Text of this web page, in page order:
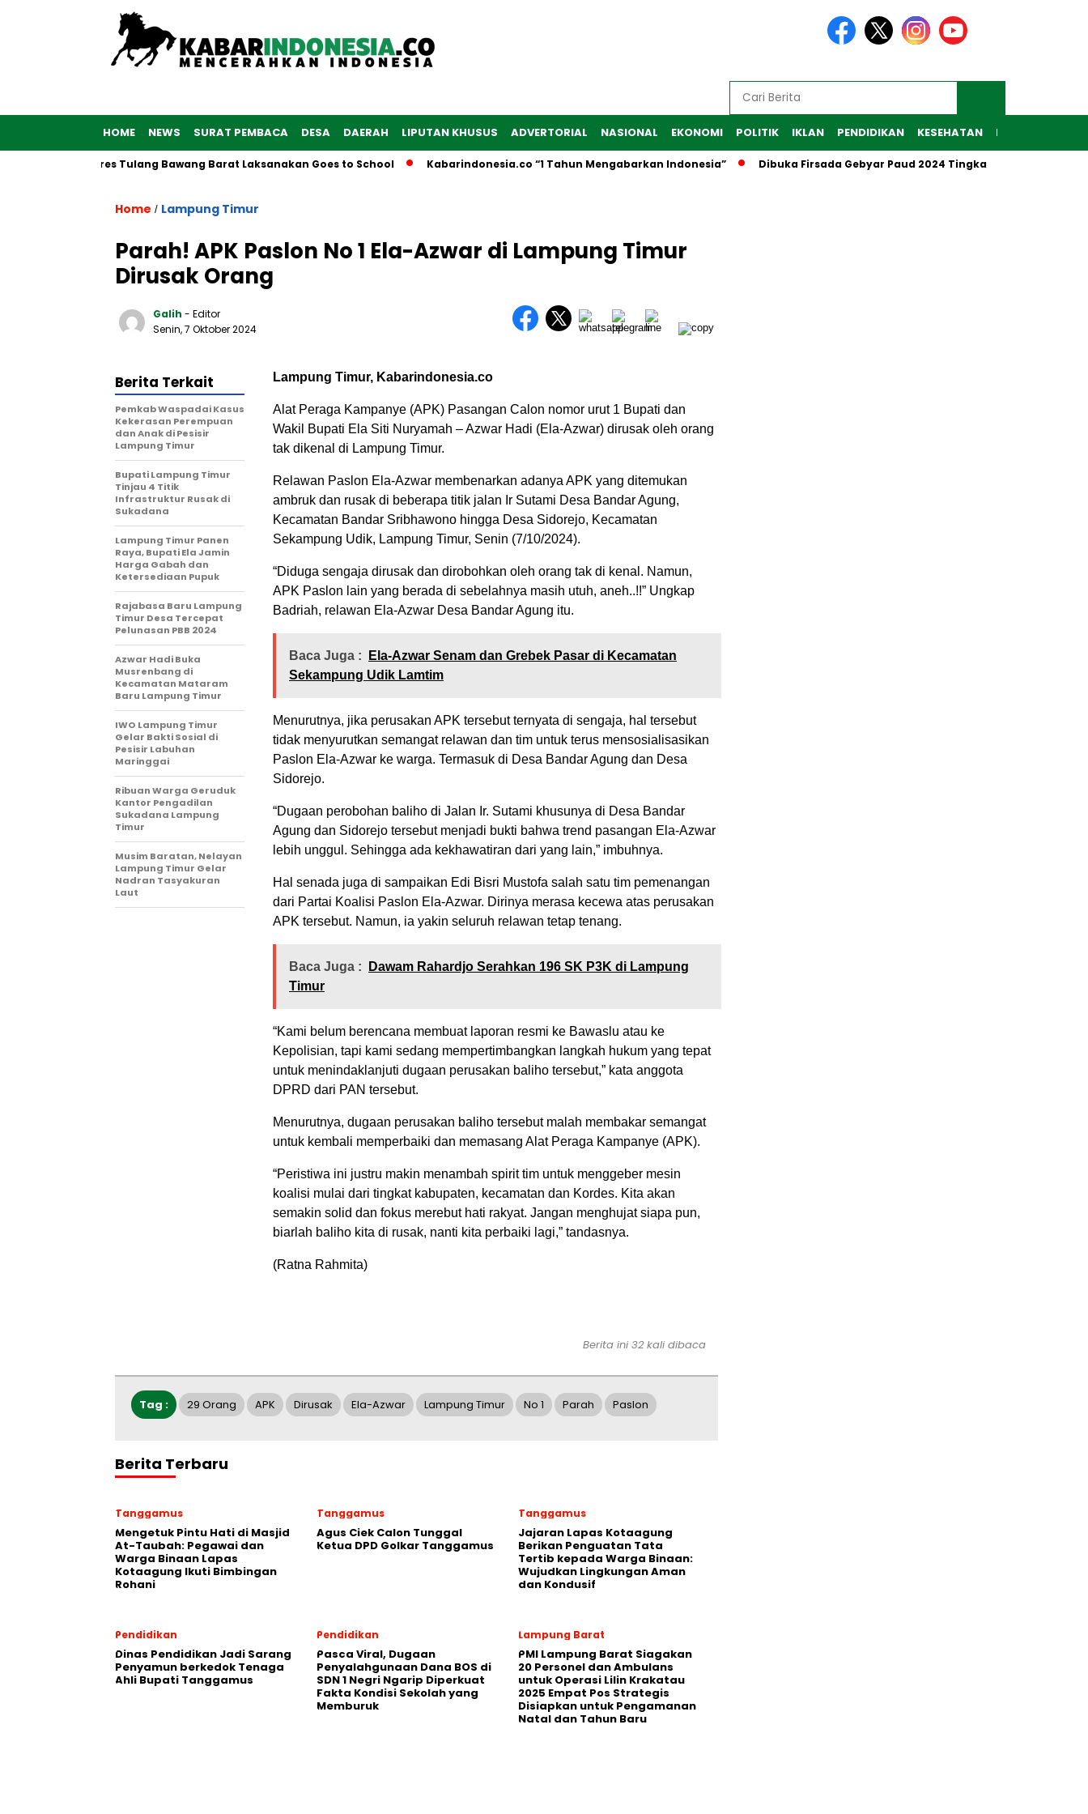
HOME NEWS SURAT PEMBACA DESA DAERAH LIPUTAN KHUSUS ADVERTORIAL NASIONAL EKONOMI POLITIK IKLAN PENDIDIKAN KESEHATAN RAGAM
Polwan Polres Tulang Bawang Barat Laksanakan Goes to School Kabarindonesia.co “1 Tahun Mengabarkan Indonesia” Dibuka Firsada Gebyar Paud 2024 Tingkat Kabupaten Tubaba
Home / Lampung Timur
Parah! APK Paslon No 1 Ela-Azwar di Lampung Timur
Dirusak Orang
Galih - Editor
Senin, 7 Oktober 2024
Lampung Timur, Kabarindonesia.co
Alat Peraga Kampanye (APK) Pasangan Calon nomor urut 1 Bupati dan
Wakil Bupati Ela Siti Nuryamah – Azwar Hadi (Ela-Azwar) dirusak oleh orang
tak dikenal di Lampung Timur.
Relawan Paslon Ela-Azwar membenarkan adanya APK yang ditemukan
ambruk dan rusak di beberapa titik jalan Ir Sutami Desa Bandar Agung,
Kecamatan Bandar Sribhawono hingga Desa Sidorejo, Kecamatan
Sekampung Udik, Lampung Timur, Senin (7/10/2024).
“Diduga sengaja dirusak dan dirobohkan oleh orang tak di kenal. Namun,
APK Paslon lain yang berada di sebelahnya masih utuh, aneh..!!” Ungkap
Badriah, relawan Ela-Azwar Desa Bandar Agung itu.
Baca Juga :
Ela-Azwar Senam dan Grebek Pasar di Kecamatan
Sekampung Udik Lamtim
Menurutnya, jika perusakan APK tersebut ternyata di sengaja, hal tersebut
tidak menyurutkan semangat relawan dan tim untuk terus mensosialisasikan
Paslon Ela-Azwar ke warga. Termasuk di Desa Bandar Agung dan Desa
Sidorejo.
“Dugaan perobohan baliho di Jalan Ir. Sutami khusunya di Desa Bandar
Agung dan Sidorejo tersebut menjadi bukti bahwa trend pasangan Ela-Azwar
lebih unggul. Sehingga ada kekhawatiran dari yang lain,” imbuhnya.
Hal senada juga di sampaikan Edi Bisri Mustofa salah satu tim pemenangan
dari Partai Koalisi Paslon Ela-Azwar. Dirinya merasa kecewa atas perusakan
APK tersebut. Namun, ia yakin seluruh relawan tetap tenang.
Baca Juga :
Dawam Rahardjo Serahkan 196 SK P3K di Lampung
Timur
“Kami belum berencana membuat laporan resmi ke Bawaslu atau ke
Kepolisian, tapi kami sedang mempertimbangkan langkah hukum yang tepat
untuk menindaklanjuti dugaan perusakan baliho tersebut,” kata anggota
DPRD dari PAN tersebut.
Menurutnya, dugaan perusakan baliho tersebut malah membakar semangat
untuk kembali memperbaiki dan memasang Alat Peraga Kampanye (APK).
“Peristiwa ini justru makin menambah spirit tim untuk menggeber mesin
koalisi mulai dari tingkat kabupaten, kecamatan dan Kordes. Kita akan
semakin solid dan fokus merebut hati rakyat. Jangan menghujat siapa pun,
biarlah baliho kita di rusak, nanti kita perbaiki lagi,” tandasnya.
(Ratna Rahmita)
Berita Terkait
Pemkab Waspadai Kasus
Kekerasan Perempuan
dan Anak di Pesisir
Lampung Timur
Bupati Lampung Timur
Tinjau 4 Titik
Infrastruktur Rusak di
Sukadana
Lampung Timur Panen
Raya, Bupati Ela Jamin
Harga Gabah dan
Ketersediaan Pupuk
Rajabasa Baru Lampung
Timur Desa Tercepat
Pelunasan PBB 2024
Azwar Hadi Buka
Musrenbang di
Kecamatan Mataram
Baru Lampung Timur
IWO Lampung Timur
Gelar Bakti Sosial di
Pesisir Labuhan
Maringgai
Ribuan Warga Geruduk
Kantor Pengadilan
Sukadana Lampung
Timur
Musim Baratan, Nelayan
Lampung Timur Gelar
Nadran Tasyakuran
Laut
Berita ini 32 kali dibaca
Tag : 29 Orang APK Dirusak Ela-Azwar Lampung Timur No 1 Parah Paslon
Berita Terbaru
Tanggamus
Mengetuk Pintu Hati di Masjid
At-Taubah: Pegawai dan
Warga Binaan Lapas
Kotaagung Ikuti Bimbingan
Rohani
Tanggamus
Agus Ciek Calon Tunggal
Ketua DPD Golkar Tanggamus
Tanggamus
Jajaran Lapas Kotaagung
Berikan Penguatan Tata
Tertib kepada Warga Binaan:
Wujudkan Lingkungan Aman
dan Kondusif
Pendidikan
Dinas Pendidikan Jadi Sarang
Penyamun berkedok Tenaga
Ahli Bupati Tanggamus
Pendidikan
Pasca Viral, Dugaan
Penyalahgunaan Dana BOS di
SDN 1 Negri Ngarip Diperkuat
Fakta Kondisi Sekolah yang
Memburuk
Lampung Barat
PMI Lampung Barat Siagakan
20 Personel dan Ambulans
untuk Operasi Lilin Krakatau
2025 Empat Pos Strategis
Disiapkan untuk Pengamanan
Natal dan Tahun Baru